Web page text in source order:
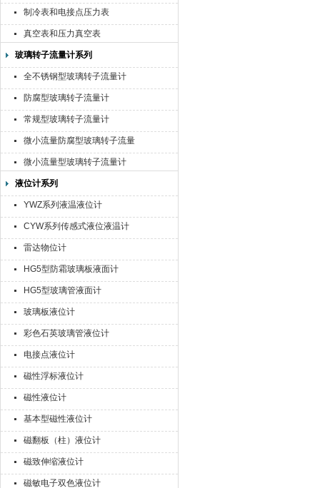
制冷表和电接点压力表
真空表和压力真空表
玻璃转子流量计系列
全不锈钢型玻璃转子流量计
防腐型玻璃转子流量计
常规型玻璃转子流量计
微小流量防腐型玻璃转子流量
计
微小流量型玻璃转子流量计
液位计系列
YWZ系列液温液位计
CYW系列传感式液位液温计
雷达物位计
HG5型防霜玻璃板液面计
HG5型玻璃管液面计
玻璃板液位计
彩色石英玻璃管液位计
电接点液位计
磁性浮标液位计
磁性液位计
基本型磁性液位计
磁翻板（柱）液位计
磁致伸缩液位计
磁敏电子双色液位计